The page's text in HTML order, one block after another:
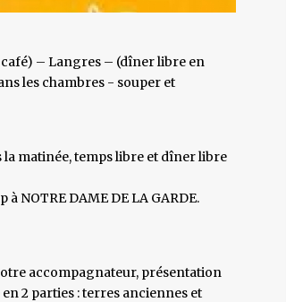
– Langres – (dîner libre en
les chambres - souper et
la matinée, temps libre et dîner libre
NOTRE DAME DE LA GARDE.
accompagnateur, présentation
2 parties : terres anciennes et